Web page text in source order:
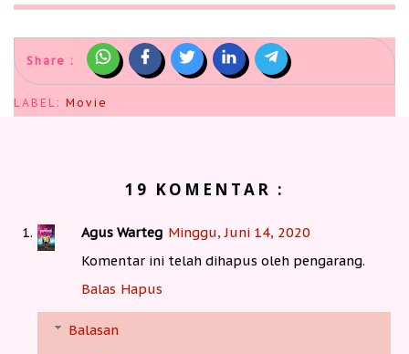
Share :
LABEL: Movie
19 KOMENTAR :
Agus Warteg Minggu, Juni 14, 2020
Komentar ini telah dihapus oleh pengarang.
Balas Hapus
Balasan